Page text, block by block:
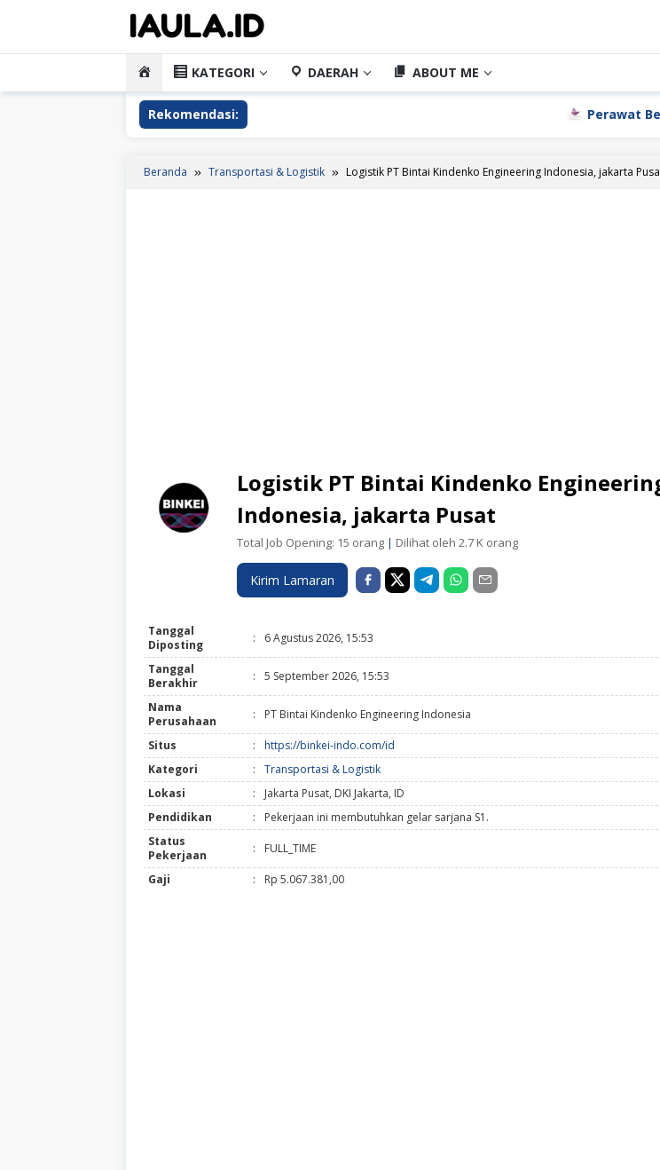
HOME KATEGORI DAERAH ABOUT ME
Rekomendasi: Perawat Beauderm
Beranda Transportasi & Logistik Logistik PT Bintai Kindenko Engineering Indonesia, jakarta
Logistik PT Bintai Kindenko
Indonesia, jakarta Pusat
Total Job Opening: 15 orang | Dilihat oleh 2.7 K orang
Kirim Lamaran
Tanggal
Diposting
: 6 Agustus 2026, 15:53
Tanggal
Berakhir
: 5 September 2026, 15:53
Nama
Perusahaan
: PT Bintai Kindenko Engineering Indonesia
Situs :
https://binkei-indo.com/id
Kategori
:
Transportasi & Logistik
Lokasi
:
Jakarta Pusat, DKI Jakarta, ID
Pendidikan
:
Pekerjaan ini membutuhkan gelar sarjana S1.
Status
Pekerjaan
: FULL_TIME
Gaji : Rp 5.067.381,00